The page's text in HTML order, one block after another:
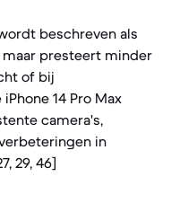
beschreven als
maar presteert minder
of bij
14 Pro Max
camera's,
in
29, 46]